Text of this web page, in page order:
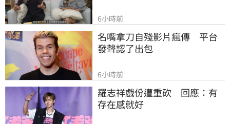
6小時前
名嘴拿刀自殘影片瘋傳　平台
發聲認了出包
6小時前
羅志祥戲份遭重砍　回應：有
存在感就好